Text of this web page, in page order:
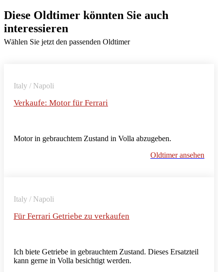
Diese Oldtimer könnten Sie auch
interessieren
Wählen Sie jetzt den passenden Oldtimer
Italy / Napoli
Verkaufe: Motor für Ferrari
Motor in gebrauchtem Zustand in Volla abzugeben.
Oldtimer ansehen
Italy / Napoli
Für Ferrari Getriebe zu verkaufen
Ich biete Getriebe in gebrauchtem Zustand. Dieses Ersatzteil
kann gerne in Volla besichtigt werden.